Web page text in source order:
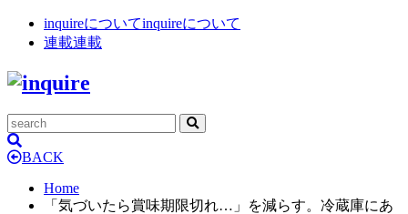
inquireについてinquireについて
連載連載
BACK
Home
「気づいたら賞味期限切れ…」を減らす。冷蔵庫にあ